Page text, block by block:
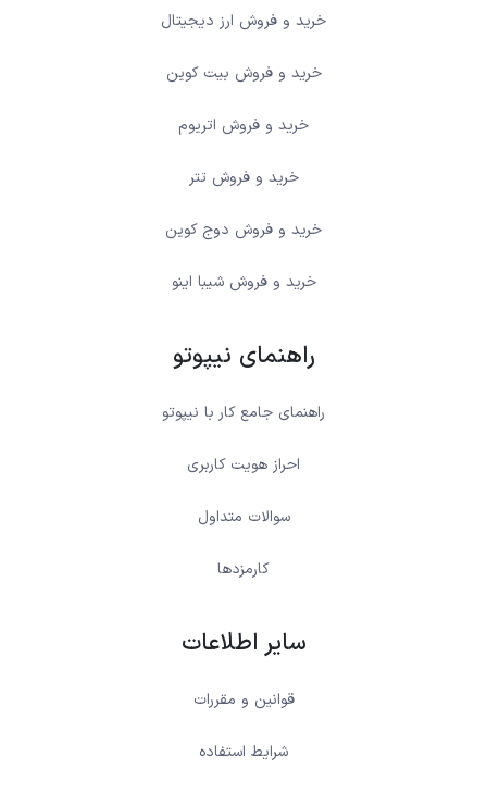
خرید و فروش ارز دیجیتال
خرید و فروش بیت کوین
خرید و فروش اتریوم
خرید و فروش تتر
خرید و فروش دوج کوین
خرید و فروش شیبا اینو
راهنمای نیپوتو
راهنمای جامع کار با نیپوتو
احراز هویت کاربری
سوالات متداول
کارمزدها
سایر اطلاعات
قوانین و مقررات
شرایط استفاده